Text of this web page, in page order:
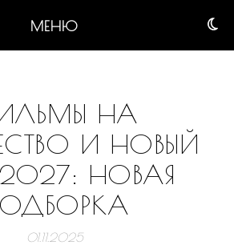
МЕНЮ
НА
И НОВЫЙ
НОВАЯ
01.11.2025